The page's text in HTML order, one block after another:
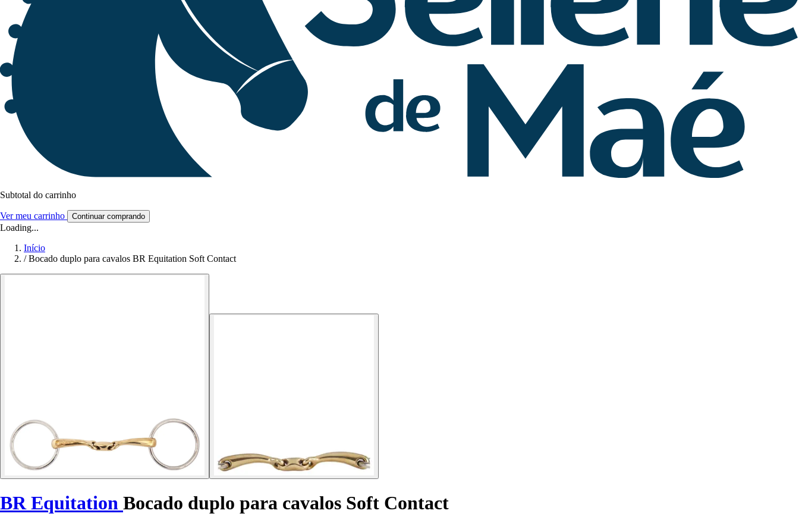
Subtotal do carrinho
Ver meu carrinho Continuar comprando
Loading...
Início
/ Bocado duplo para cavalos BR Equitation Soft Contact
BR Equitation Bocado duplo para cavalos Soft Contact